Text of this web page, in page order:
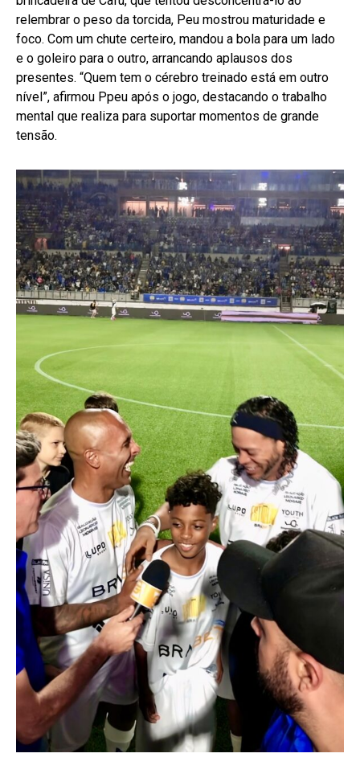
relembrar o peso da torcida, Peu mostrou maturidade e
foco. Com um chute certeiro, mandou a bola para um lado
e o goleiro para o outro, arrancando aplausos dos
presentes. “Quem tem o cérebro treinado está em outro
nível”, afirmou Ppeu após o jogo, destacando o trabalho
mental que realiza para suportar momentos de grande
tensão.